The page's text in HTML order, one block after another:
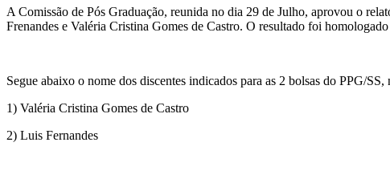
A Comissão de Pós Graduação, reunida no dia 29 de Julho, aprovou o
Frenandes e Valéria Cristina Gomes de Castro. O resultado foi
Segue abaixo o nome dos discentes indicados para as 2 bolsas do PPG/
1) Valéria Cristina Gomes de Castro
2) Luis Fernandes